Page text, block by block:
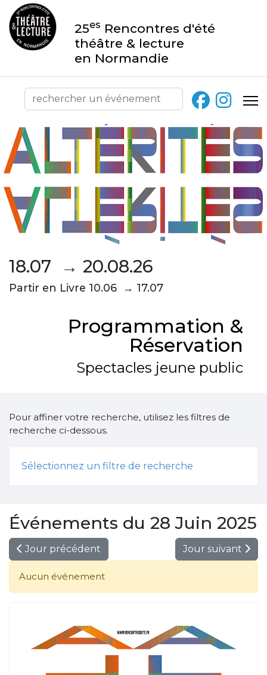
25es Rencontres d'été
théâtre & lecture
en Normandie
18.07 → 20.08.26
Partir en Livre 10.06 → 17.07
Programmation &
Réservation
Spectacles jeune public
Pour affiner votre recherche, utilisez les filtres de
recherche ci-dessous.
Sélectionnez un filtre de recherche
Événements du 28 Juin 2025
Jour précédent Jour suivant
Aucun événement